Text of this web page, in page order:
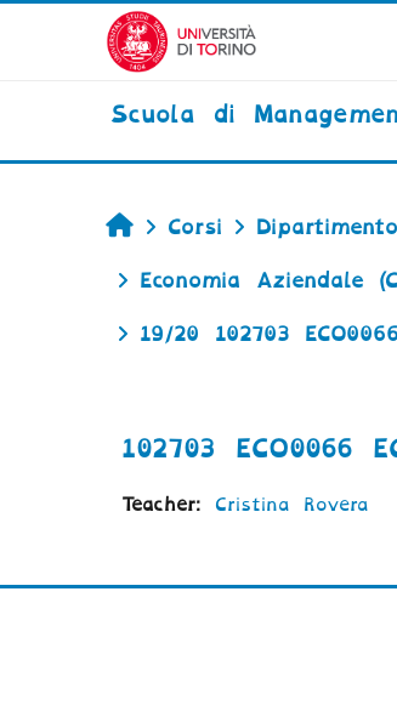
Vai al contenuto principale
Scuola di
Home
Corsi
Economia Aziendale
19/20 102703
102703 ECO0066
Teacher: Cristina Rovera